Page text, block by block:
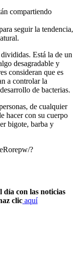
compartiendo
seguir la tendencia,
Está la de un
desagradable y
consideran que es
a controlar la
de bacterias.
de cualquier
hacer con su cuerpo
bigote, barba y
?
día con las noticias
clic aquí